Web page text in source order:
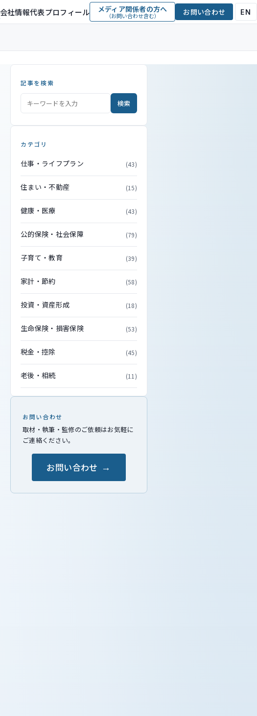
会社情報代表プロフィール メディア関係者の方へ
（お問い合わせ含む） お問い合わせ EN
記事を検索
検索
カテゴリ
仕事・ライフプラン (43)
住まい・不動産 (15)
健康・医療 (43)
公的保険・社会保障 (79)
子育て・教育 (39)
家計・節約 (58)
投資・資産形成 (18)
生命保険・損害保険 (53)
税金・控除 (45)
老後・相続 (11)
お問い合わせ
取材・執筆・監修のご依頼はお気軽に
ご連絡ください。
お問い合わせ